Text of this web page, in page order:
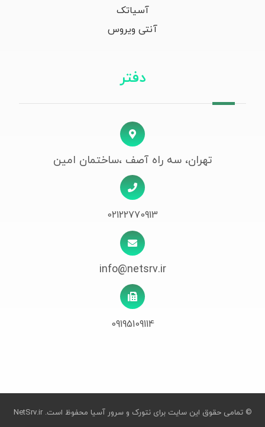
آسیاتک
آنتی ویروس
دفتر
تهران، سه راه آصف ،ساختمان امین
02122770913
info@netsrv.ir
09195109114
© تمامی حقوق این سایت برای نتورک و سرور آسیا محفوظ است.NetSrv.ir